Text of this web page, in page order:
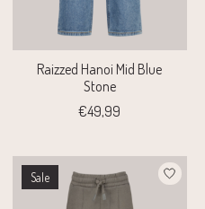
Raizzed Hanoi Mid Blue
Stone
€49,99
Sale